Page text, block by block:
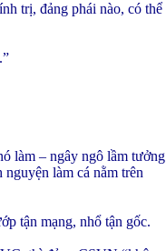
trị, đảng phái nào, có thể
làm – ngây ngô lầm tưởng
làm cá nằm trên
tận mạng, nhổ tận gốc.